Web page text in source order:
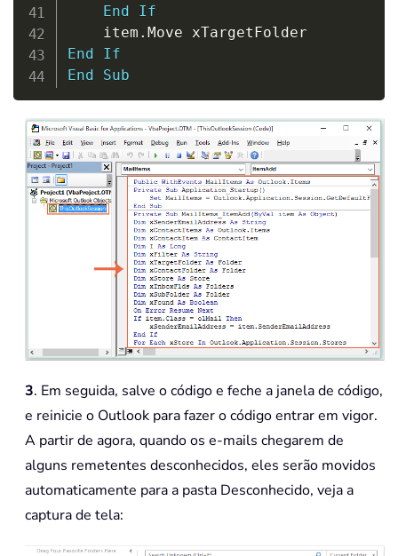
End
If
    item
.
End
If
End
Sub
3. Em seguida, salve o código e feche a janela de código,
e reinicie o Outlook para fazer o código entrar em vigor.
A partir de agora, quando os e-mails chegarem de
alguns remetentes desconhecidos, eles serão movidos
automaticamente para a pasta Desconhecido, veja a
captura de tela: